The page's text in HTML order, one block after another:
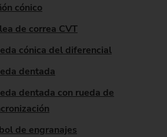
cónico
de correa CVT
cónica del diferencial
dentada
dentada con rueda de
de engranajes